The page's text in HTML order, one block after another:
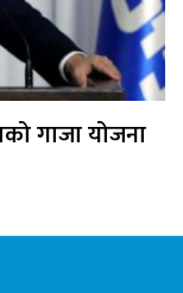
गाजा योजना